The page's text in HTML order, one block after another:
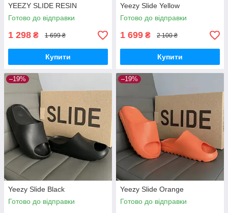
YEEZY SLIDE RESIN
Готово до відправки
1 298 ₴ 1 699 ₴
Купити
Yeezy Slide Yellow
Готово до відправки
1 699 ₴ 2 100 ₴
Купити
–19%
Yeezy Slide Black
Готово до відправки
–19%
Yeezy Slide Orange
Готово до відправки